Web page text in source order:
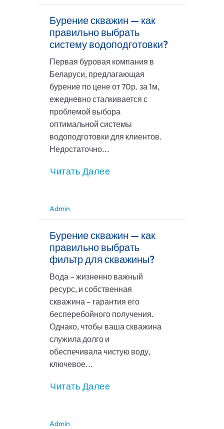
Бурение скважин — как
правильно выбрать
систему водоподготовки?
Первая буровая компания в
Беларуси, предлагающая
бурение по цене от 70р. за 1м,
ежедневно сталкивается с
проблемой выбора
оптимальной системы
водоподготовки для клиентов.
Недостаточно...
Читать Далее
Admin
Бурение скважин — как
правильно выбрать
фильтр для скважины?
Вода – жизненно важный
ресурс, и собственная
скважина – гарантия его
бесперебойного получения.
Однако, чтобы ваша скважина
служила долго и
обеспечивала чистую воду,
ключевое...
Читать Далее
Admin